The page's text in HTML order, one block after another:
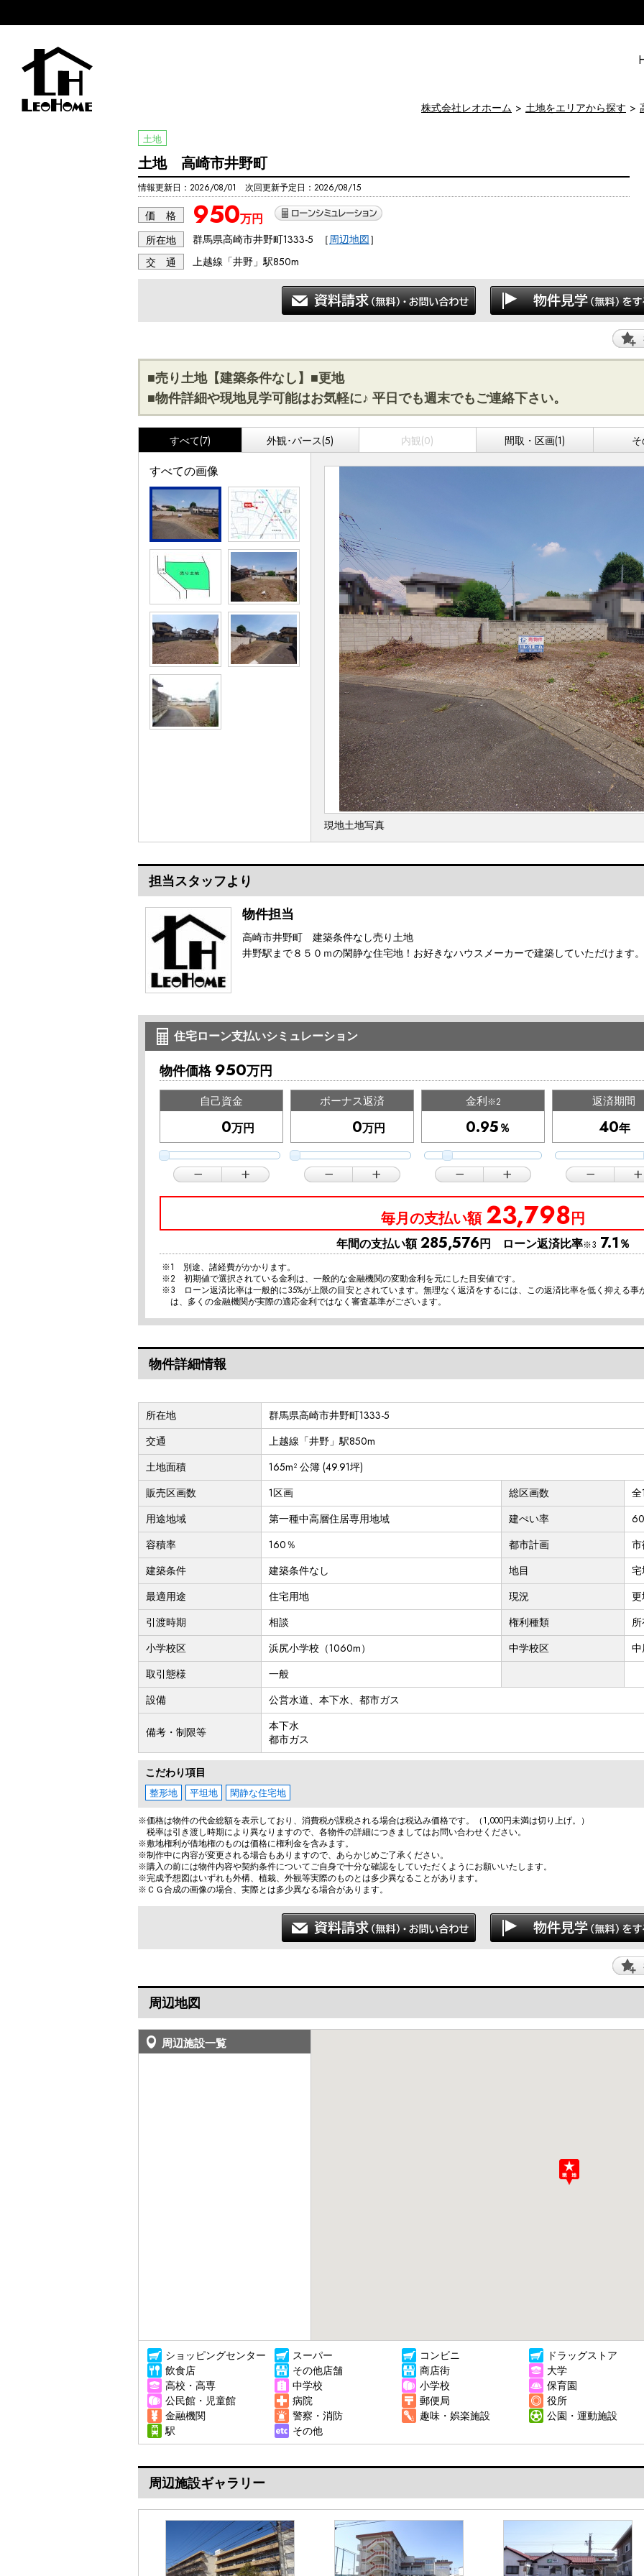
株式会社レオホーム 土地をエリアから探す
土地
土地 高崎市井野町
情報更新日：2026/08/01 次回更新予定日：2026/08/15
価 格 950万円
所在地 群馬県高崎市井野町1333-5 ［周辺地図］
交 通
上越線「井野」駅850m
■売り土地【建築条件なし】■更地
■物件詳細や現地見学可能はお気軽に♪ 平日でも週末でもご連絡下さい。
すべて(7) 外観･パース(5) 内観(0) 間取・区画(1)
すべての画像
現地土地写真
担当スタッフより
物件担当
高崎市井野町 建築条件なし売り土地
井野駅まで８５０ｍの閑静な住宅地！お好きなハウスメーカーで建築していただけます。
住宅ローン支払いシミュレーション
物件価格950万円
自己資金
万円
ボーナス返済
万円
金利※2
％
返済期間
年
毎月の支払い額 23,798円
年間の支払い額285,576円 ローン返済比率※3 7.1 ％
※1 別途、諸経費がかかります。
※2 初期値で選択されている金利は、一般的な金融機関の変動金利を元にした目安値です。
※3 ローン返済比率は一般的に35%が上限の目安とされています。無理なく返済をするには、この返済比率を低く抑える事
は、多くの金融機関が実際の適応金利ではなく審査基準がございます。
物件詳細情報
所在地
群馬県高崎市井野町1333-5
交通
上越線「井野」駅850m
土地面積
165m² 公簿 (49.91坪)
販売区画数
1区画 総区画数
全
用途地域
第一種中高層住居専用地域 建ぺい率
容積率
160％ 都市計画
建築条件
建築条件なし 地目
最適用途
住宅用地 現況
引渡時期
相談 権利種類
小学校区
浜尻小学校（1060m） 中学校区
取引態様
一般
設備
公営水道、本下水、都市ガス
備考・制限等
本下水
都市ガス
こだわり項目
整形地 平坦地 閑静な住宅地
※価格は物件の代金総額を表示しており、消費税が課税される場合は税込み価格です。（1,000円未満は切り上げ。）
税率は引き渡し時期により異なりますので、各物件の詳細につきましてはお問い合わせください。
※敷地権利が借地権のものは価格に権利金を含みます。
※制作中に内容が変更される場合もありますので、あらかじめご了承ください。
※購入の前には物件内容や契約条件についてご自身で十分な確認をしていただくようにお願いいたします。
※完成予想図はいずれも外構、植栽、外観等実際のものとは多少異なることがあります。
※ＣＧ合成の画像の場合、実際とは多少異なる場合があります。
周辺地図
周辺施設一覧
ショッピングセンター スーパー コンビニ
ドラッグストア
飲食店
その他店舗 商店街
大学
高校・高専
中学校 小学校
保育園
公民館・児童館
病院 郵便局
役所
金融機関
警察・消防 趣味・娯楽施設
公園・運動施設
駅
その他
周辺施設ギャラリー